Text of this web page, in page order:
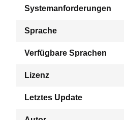
Systemanforderungen
Sprache
Verfügbare Sprachen
Lizenz
Letztes Update